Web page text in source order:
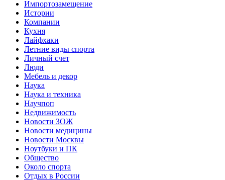
Импортозамещение
Истории
Компании
Кухня
Лайфхаки
Летние виды спорта
Личный счет
Люди
Мебель и декор
Наука
Наука и техника
Научпоп
Недвижимость
Новости ЗОЖ
Новости медицины
Новости Москвы
Ноутбуки и ПК
Общество
Около спорта
Отдых в России